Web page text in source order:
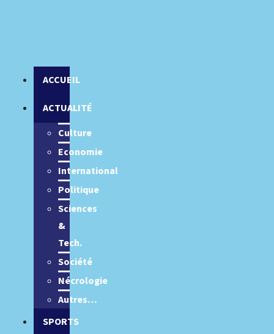
ACCUEIL
ACTUALITÉ
Culture
Economie
International
Politique
Sciences
&
Tech.
Société
Nécrologie
Autres…
SPORTS